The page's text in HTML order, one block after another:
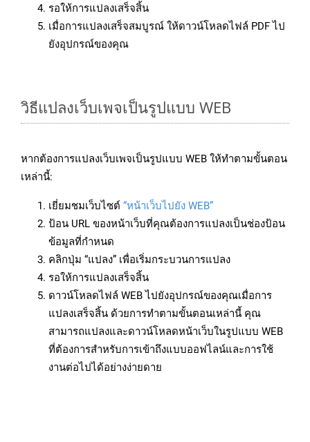
รอให้การแปลงเสร็จสิ้น
เมื่อการแปลงเสร็จสมบูรณ์ ให้ดาวน์โหลดไฟล์ PDF ไป
ยังอุปกรณ์ของคุณ
วิธีแปลงเว็บเพจเป็นรูปแบบ WEB
หากต้องการแปลงเว็บเพจเป็นรูปแบบ WEB ให้ทำตามขั้นตอน
เหล่านี้:
เยี่ยมชมเว็บไซต์ “หน้าเว็บไปยัง WEB”
ป้อน URL ของหน้าเว็บที่คุณต้องการแปลงเป็นช่องป้อน
ข้อมูลที่กำหนด
คลิกปุ่ม “แปลง” เพื่อเริ่มกระบวนการแปลง
รอให้การแปลงเสร็จสิ้น
ดาวน์โหลดไฟล์ WEB ไปยังอุปกรณ์ของคุณเมื่อการ
แปลงเสร็จสิ้น ด้วยการทำตามขั้นตอนเหล่านี้ คุณ
สามารถแปลงและดาวน์โหลดหน้าเว็บในรูปแบบ WEB
ที่ต้องการสำหรับการเข้าถึงแบบออฟไลน์และการใช้
งานต่อไปได้อย่างง่ายดาย